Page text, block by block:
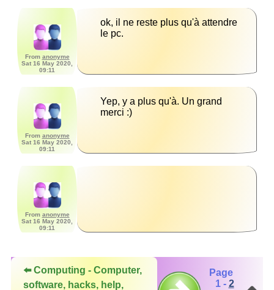
From anonyme
Sat 16 May 2020,
09:11
ok, il ne reste plus qu'à attendre
le pc.
From anonyme
Sat 16 May 2020,
09:11
Yep, y a plus qu'à. Un grand
merci :)
From anonyme
Sat 16 May 2020,
09:11
⬅️ Computing - Computer,
software, hacks, help,
Page
1 - 2